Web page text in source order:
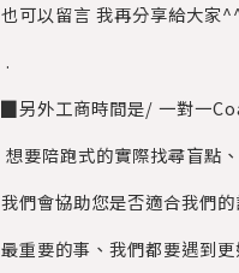
也可以留言 我再分享給大家
.
▉另外工商時間是/ 一對一
想要陪跑式的實際找尋盲點
我們會協助您是否適合我們的
最重要的事、我們都要遇到